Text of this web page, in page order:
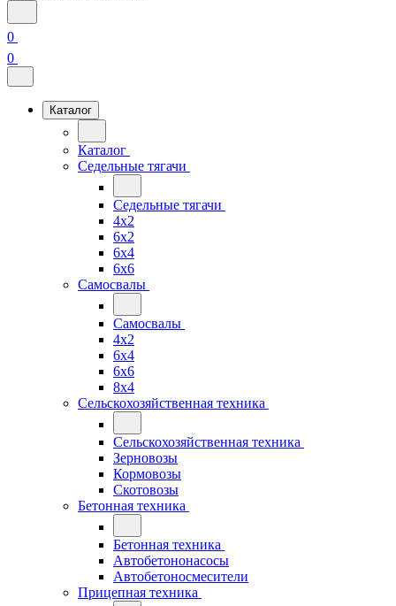
0
0
Каталог
Каталог
Седельные тягачи
Седельные тягачи
4x2
6x2
6x4
6x6
Самосвалы
Самосвалы
4x2
6x4
6x6
8x4
Сельскохозяйственная техника
Сельскохозяйственная техника
Зерновозы
Кормовозы
Скотовозы
Бетонная техника
Бетонная техника
Автобетононасосы
Автобетоносмесители
Прицепная техника